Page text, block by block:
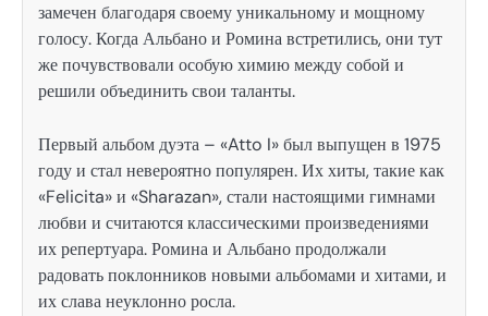
замечен благодаря своему уникальному и мощному
голосу. Когда Альбано и Ромина встретились, они тут
же почувствовали особую химию между собой и
решили объединить свои таланты.
Первый альбом дуэта – «Atto I» был выпущен в 1975
году и стал невероятно популярен. Их хиты, такие как
«Felicita» и «Sharazan», стали настоящими гимнами
любви и считаются классическими произведениями
их репертуара. Ромина и Альбано продолжали
радовать поклонников новыми альбомами и хитами, и
их слава неуклонно росла.